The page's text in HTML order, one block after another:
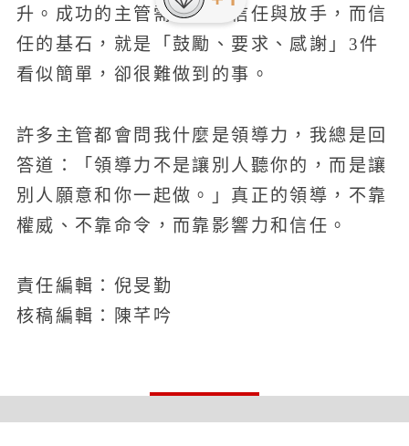
升。成功的主管需要學會信任與放手，而信
任的基石，就是「鼓勵、要求、感謝」3件
看似簡單，卻很難做到的事。
許多主管都會問我什麼是領導力，我總是回
答道：「領導力不是讓別人聽你的，而是讓
別人願意和你一起做。」真正的領導，不靠
權威、不靠命令，而靠影響力和信任。
責任編輯：倪旻勤
核稿編輯：陳芊吟